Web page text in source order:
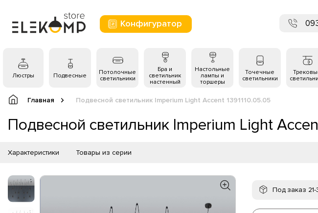
Конфигуратор
Люстры Подвесные
Потолочные
светильники
Бра и
светильник
настенный
Настольные
лампы и
торшеры
Точечные
светильники
Главная Подвесной светильник Imperium Light Accent 1391110.05.05
Подвесной светильник Imperium Light
Характеристики Товары из серии
Под заказ